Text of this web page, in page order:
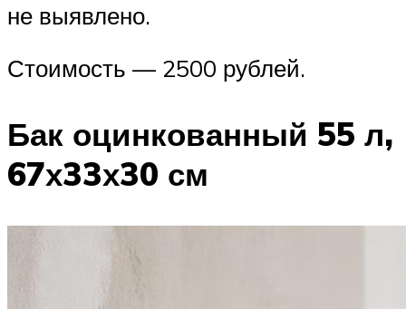
не выявлено.
Стоимость — 2500 рублей.
Бак оцинкованный 55 л,
67х33х30 см